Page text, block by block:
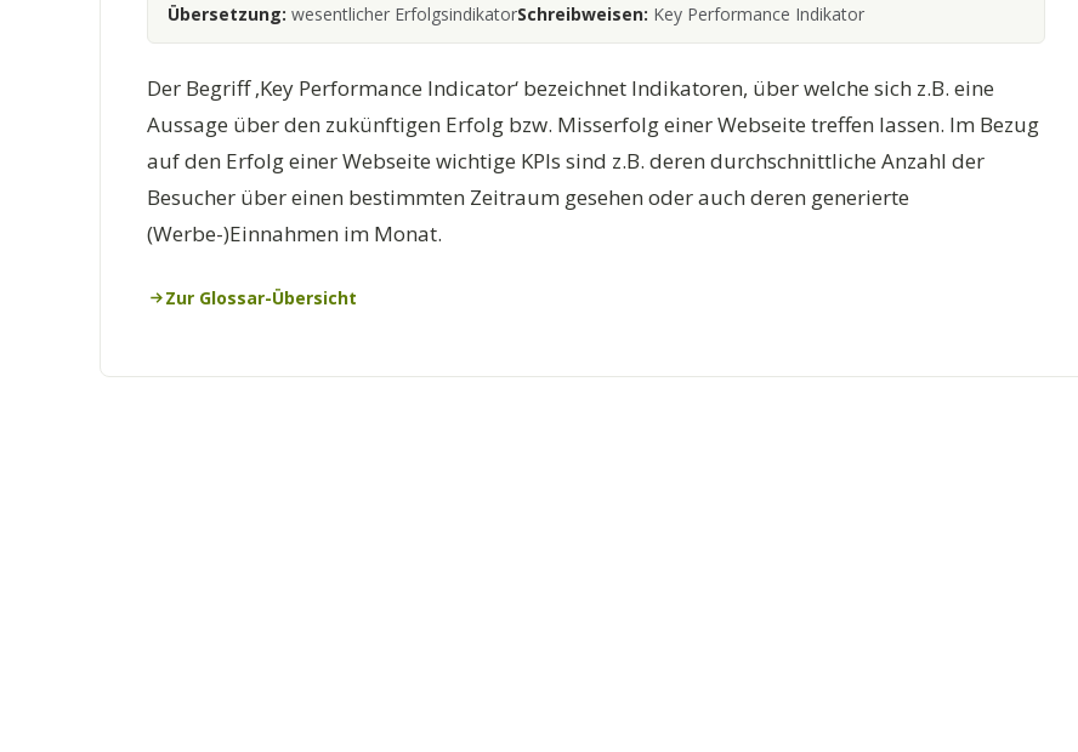
Übersetzung: wesentlicher ErfolgsindikatorSchreibweisen: Key Performance Indikator
Der Begriff ‚Key Performance Indicator‘ bezeichnet Indikatoren, über welche sich z.B. eine
Aussage über den zukünftigen Erfolg bzw. Misserfolg einer Webseite treffen lassen. Im Bezug
auf den Erfolg einer Webseite wichtige KPIs sind z.B. deren durchschnittliche Anzahl der
Besucher über einen bestimmten Zeitraum gesehen oder auch deren generierte
(Werbe-)Einnahmen im Monat.
Zur Glossar-Übersicht